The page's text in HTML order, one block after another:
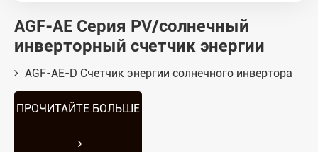
AGF-AE Серия PV/солнечный
инверторный счетчик энергии
AGF-AE-D Счетчик энергии солнечного инвертора
ПРОЧИТАЙТЕ БОЛЬШЕ